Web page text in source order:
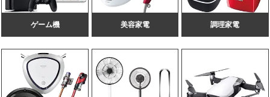
ゲーム機 美容家電 調理家電